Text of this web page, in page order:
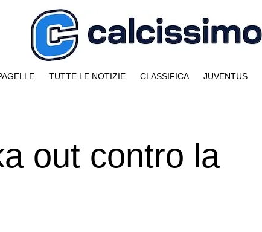
TUTTE LE NOTIZIE CLASSIFICA JUVENTUS
out contro la